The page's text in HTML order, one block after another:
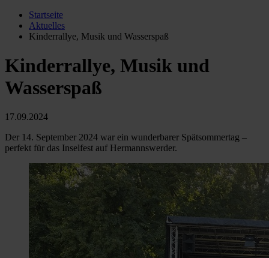
Startseite
Aktuelles
Kinderrallye, Musik und Wasserspaß
Kinderrallye, Musik und
Wasserspaß
17.09.2024
Der 14. September 2024 war ein wunderbarer Spätsommertag –
perfekt für das Inselfest auf Hermannswerder.